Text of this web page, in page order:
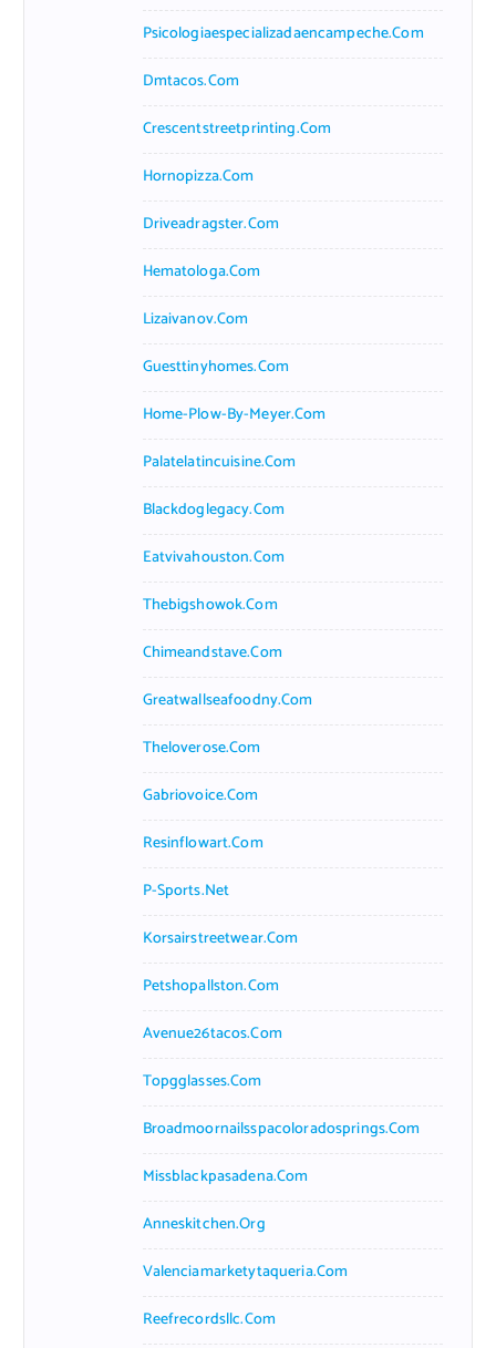
Psicologiaespecializadaencampeche.com
Dmtacos.com
Crescentstreetprinting.com
Hornopizza.com
Driveadragster.com
Hematologa.com
Lizaivanov.com
Guesttinyhomes.com
Home-Plow-By-Meyer.com
Palatelatincuisine.com
Blackdoglegacy.com
Eatvivahouston.com
Thebigshowok.com
Chimeandstave.com
Greatwallseafoodny.com
Theloverose.com
Gabriovoice.com
Resinflowart.com
P-Sports.net
Korsairstreetwear.com
Petshopallston.com
Avenue26tacos.com
Topgglasses.com
Broadmoornailsspacoloradosprings.com
Missblackpasadena.com
Anneskitchen.org
Valenciamarketytaqueria.com
Reefrecordsllc.com